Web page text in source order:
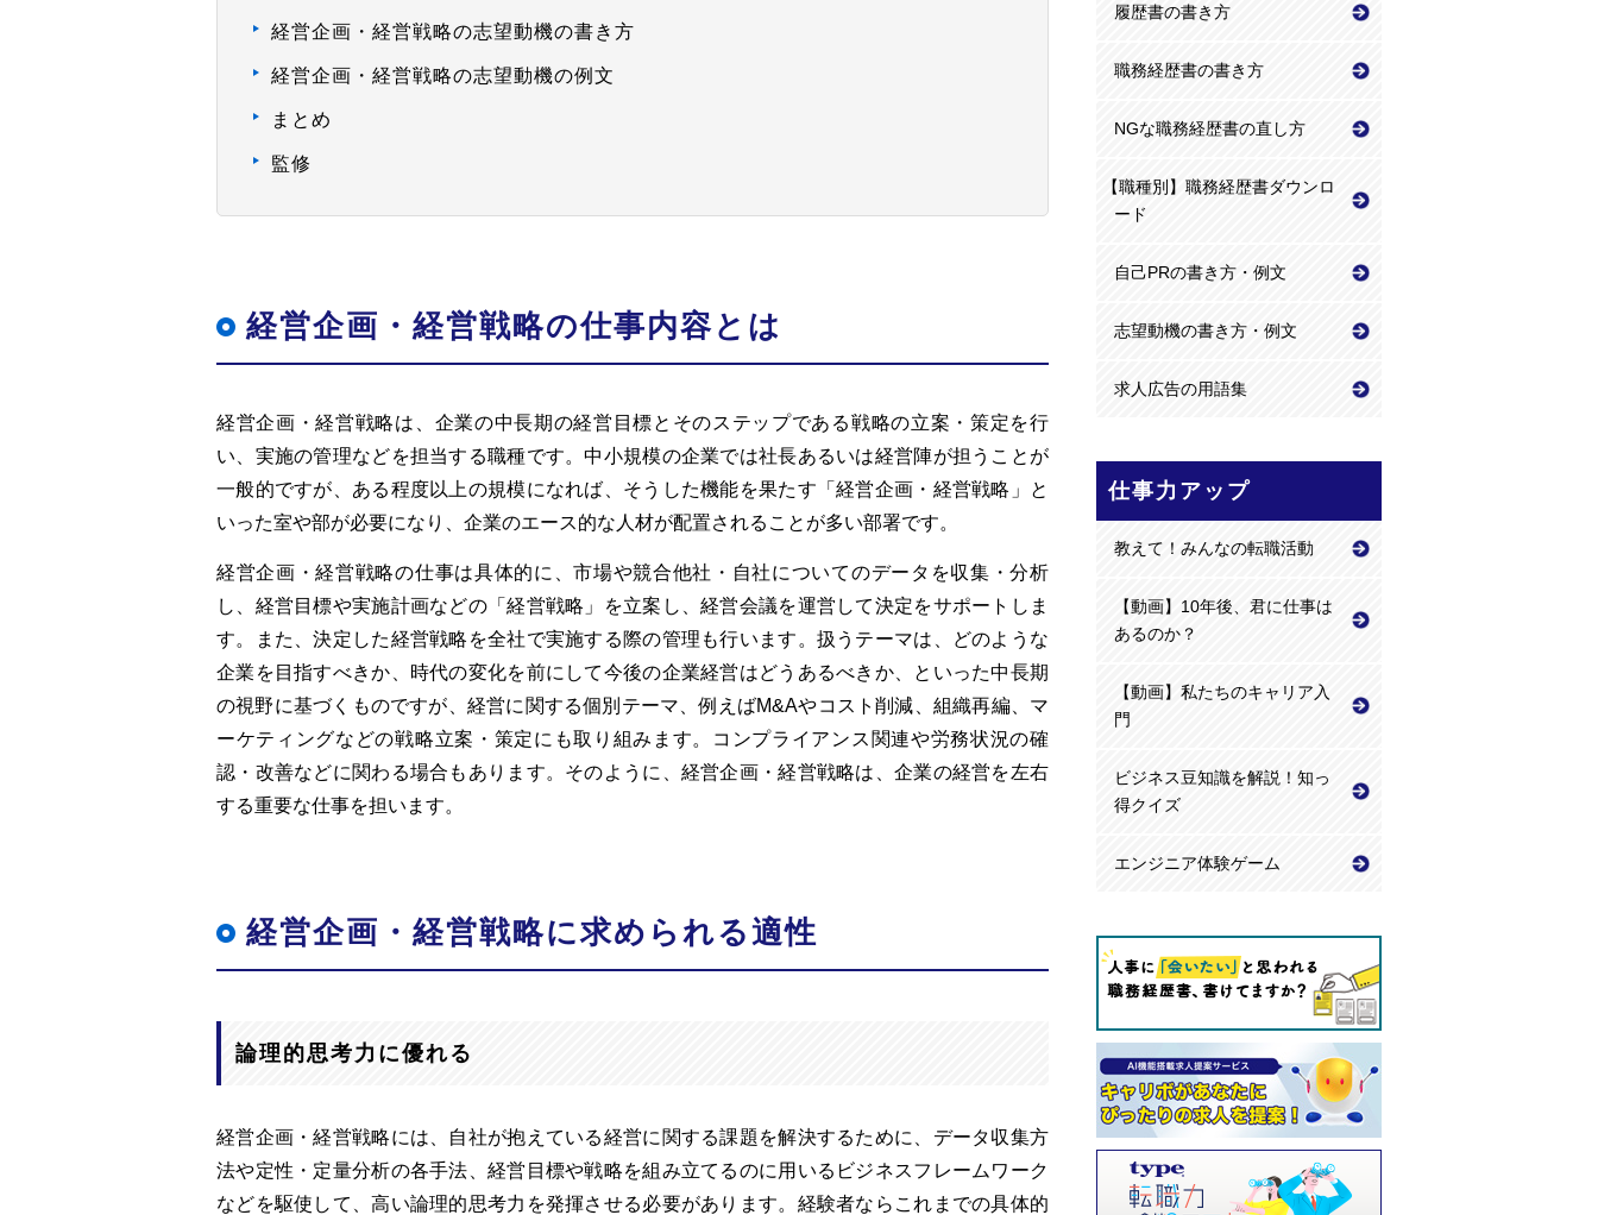
経営企画・経営戦略の志望動機の書き方
経営企画・経営戦略の志望動機の例文
まとめ
監修
経営企画・経営戦略の仕事内容とは
経営企画・経営戦略は、企業の中長期の経営目標とそのステップである戦略の立案・策定を行
い、実施の管理などを担当する職種です。中小規模の企業では社長あるいは経営陣が担うことが
一般的ですが、ある程度以上の規模になれば、そうした機能を果たす「経営企画・経営戦略」と
いった室や部が必要になり、企業のエース的な人材が配置されることが多い部署です。
経営企画・経営戦略の仕事は具体的に、市場や競合他社・自社についてのデータを収集・分析
し、経営目標や実施計画などの「経営戦略」を立案し、経営会議を運営して決定をサポートしま
す。また、決定した経営戦略を全社で実施する際の管理も行います。扱うテーマは、どのような
企業を目指すべきか、時代の変化を前にして今後の企業経営はどうあるべきか、といった中長期
の視野に基づくものですが、経営に関する個別テーマ、例えばM&Aやコスト削減、組織再編、マ
ーケティングなどの戦略立案・策定にも取り組みます。コンプライアンス関連や労務状況の確
認・改善などに関わる場合もあります。そのように、経営企画・経営戦略は、企業の経営を左右
する重要な仕事を担います。
経営企画・経営戦略に求められる適性
論理的思考力に優れる
経営企画・経営戦略には、自社が抱えている経営に関する課題を解決するために、データ収集方
法や定性・定量分析の各手法、経営目標や戦略を組み立てるのに用いるビジネスフレームワーク
などを駆使して、高い論理的思考力を発揮させる必要があります。経験者ならこれまでの具体的
履歴書の書き方
職務経歴書の書き方
NGな職務経歴書の直し方
【職種別】職務経歴書ダウンロ
ード
自己PRの書き方・例文
志望動機の書き方・例文
求人広告の用語集
仕事力アップ
教えて！みんなの転職活動
【動画】10年後、君に仕事は
あるのか？
【動画】私たちのキャリア入
門
ビジネス豆知識を解説！知っ
得クイズ
エンジニア体験ゲーム